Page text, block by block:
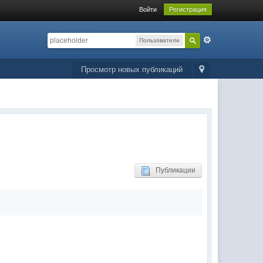
Войти Регистрация
Пользователи
Просмотр новых публикаций
Публикации